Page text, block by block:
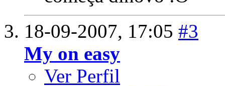
18-09-2007, 17:05 #3
My on easy
Ver Perfil